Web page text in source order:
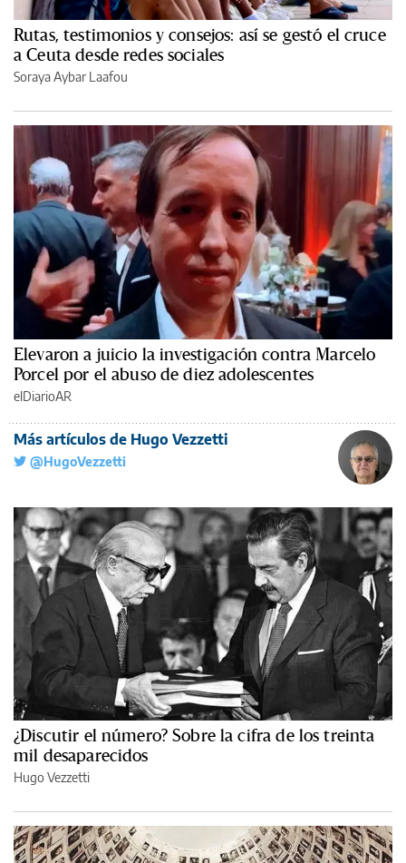
Rutas, testimonios y consejos: así se gestó el cruce
a Ceuta desde redes sociales
Soraya Aybar Laafou
Elevaron a juicio la investigación contra Marcelo
Porcel por el abuso de diez adolescentes
elDiarioAR
Más artículos de Hugo Vezzetti
@HugoVezzetti
¿Discutir el número? Sobre la cifra de los treinta
mil desaparecidos
Hugo Vezzetti